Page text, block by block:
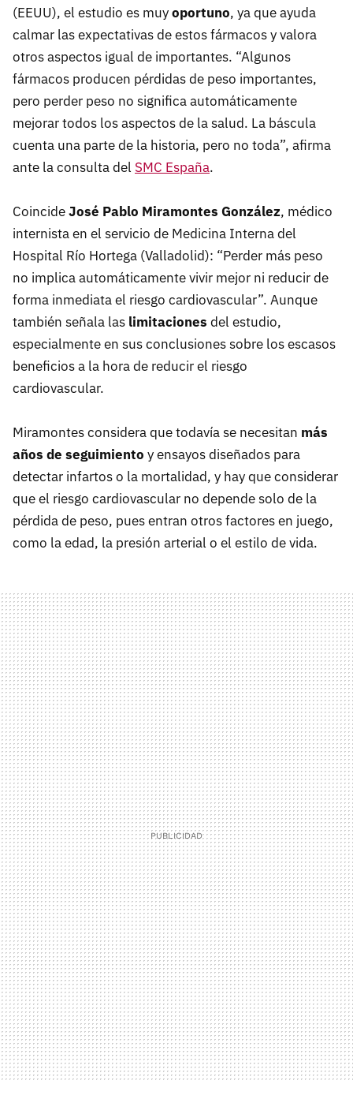
(EEUU), el estudio es muyoportuno, ya que ayuda
calmar las expectativas de estos fármacos y valora
otros aspectos igual de importantes. “Algunos
fármacos producen pérdidas de peso importantes,
pero perder peso no significa automáticamente
mejorar todos los aspectos de la salud. La báscula
cuenta una parte de la historia, pero no toda”, afirma
ante la consulta del SMC España.
CoincideJosé Pablo Miramontes González, médico
internista en el servicio de Medicina Interna del
Hospital Río Hortega (Valladolid): “Perder más peso
no implica automáticamente vivir mejor ni reducir de
forma inmediata el riesgo cardiovascular”. Aunque
también señala las limitaciones del estudio,
especialmente en sus conclusiones sobre los escasos
beneficios a la hora de reducir el riesgo
cardiovascular.
Miramontes considera que todavía se necesitan más
años de seguimiento y ensayos diseñados para
detectar infartos o la mortalidad, y hay que considerar
que el riesgo cardiovascular no depende solo de la
pérdida de peso, pues entran otros factores en juego,
como la edad, la presión arterial o el estilo de vida.